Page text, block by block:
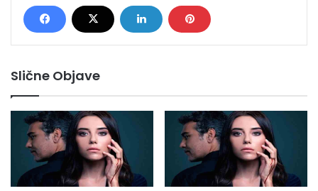
Slične Objave